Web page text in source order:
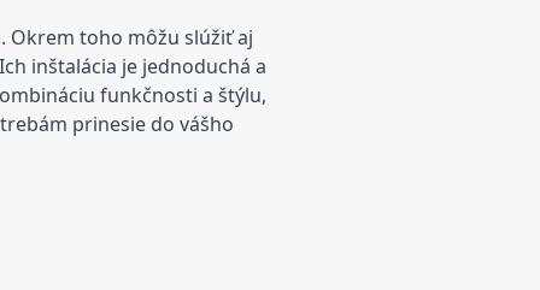
Okrem toho môžu slúžiť aj
inštalácia je jednoduchá a
funkčnosti a štýlu,
prinesie do vášho